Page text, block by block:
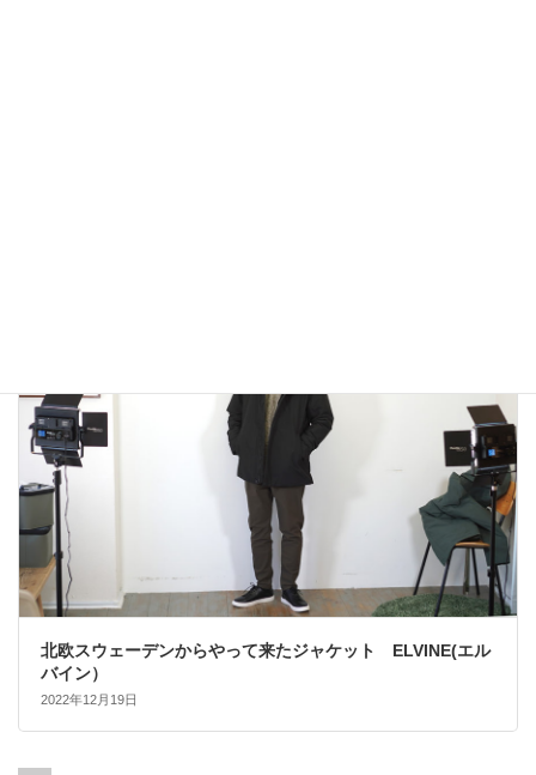
北欧スウェーデンからやって来たジャケット ELVINE(エル
バイン）
2022年12月19日